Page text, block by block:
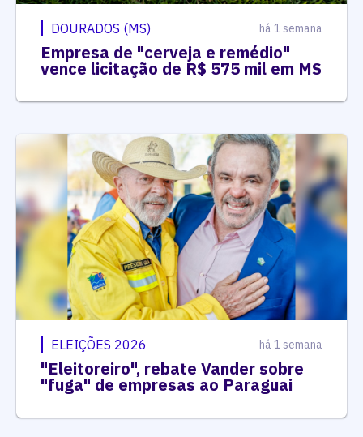
DOURADOS (MS) há 1 semana
Empresa de "cerveja e remédio"
vence licitação de R$ 575 mil em MS
ELEIÇÕES 2026 há 1 semana
"Eleitoreiro", rebate Vander sobre
"fuga" de empresas ao Paraguai